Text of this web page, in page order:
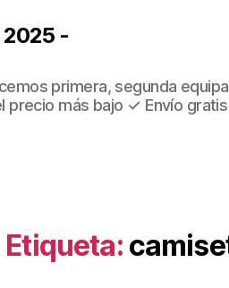
2025 -
primera, segunda
precio más bajo ✓ Envío
Etiqueta: